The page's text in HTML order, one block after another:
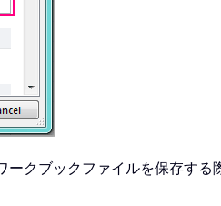
ークブックファイルを保存す